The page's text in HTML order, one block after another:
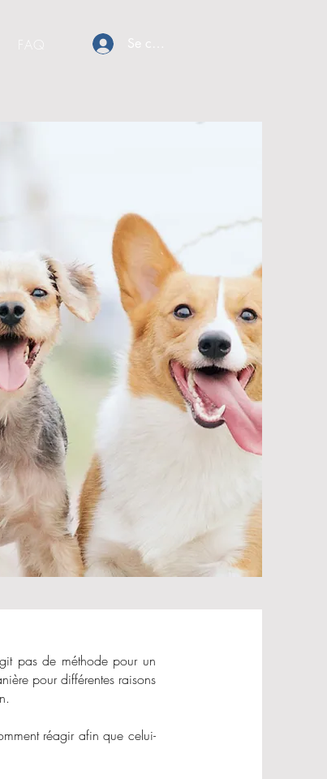
Se connecter
pas de méthode pour un
pour différentes raisons
réagir afin que celui-